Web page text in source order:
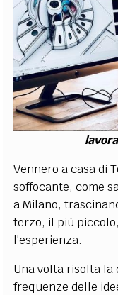
Vennero a casa di
soffocante, come
a Milano,
terzo, il più
l'esperienza.
Una volta risolta la
frequenze delle